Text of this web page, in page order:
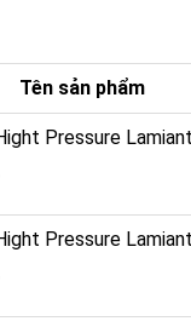
Tên sản phẩm
Pressure
Pressure